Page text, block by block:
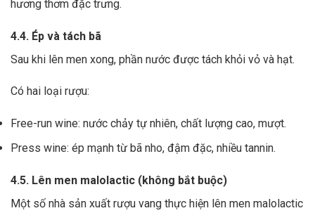
hương thơm đặc trưng.
4.4. Ép và tách bã
Sau khi lên men xong, phần nước được tách khỏi vỏ và hạt.
Có hai loại rượu:
Free-run wine: nước chảy tự nhiên, chất lượng cao, mượt.
Press wine: ép mạnh từ bã nho, đậm đặc, nhiều tannin.
4.5. Lên men malolactic (không bắt buộc)
Một số nhà sản xuất rượu vang thực hiện lên men malolactic